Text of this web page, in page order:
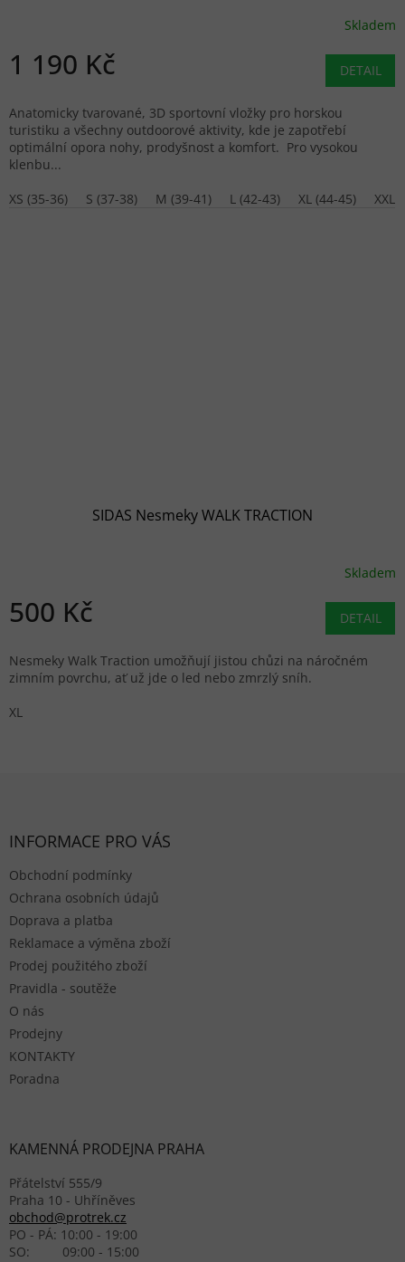
Skladem
1 190 Kč DETAIL
Anatomicky tvarované, 3D sportovní vložky pro horskou
turistiku a všechny outdoorové aktivity, kde je zapotřebí
optimální opora nohy, prodyšnost a komfort. Pro vysokou
klenbu...
XS (35-36)
S (37-38) M (39-41) L (42-43) XL (44-45) XXL
SIDAS Nesmeky WALK TRACTION
Skladem
500 Kč DETAIL
Nesmeky Walk Traction umožňují jistou chůzi na náročném
zimním povrchu, ať už jde o led nebo zmrzlý sníh.
XL
INFORMACE PRO VÁS
Obchodní podmínky
Ochrana osobních údajů
Doprava a platba
Reklamace a výměna zboží
Prodej použitého zboží
Pravidla - soutěže
O nás
Prodejny
KONTAKTY
Poradna
KAMENNÁ PRODEJNA PRAHA
Přátelství 555/9
Praha 10 - Uhříněves
obchod@protrek.cz
PO - PÁ: 10:00 - 19:00
SO: 09:00 - 15:00